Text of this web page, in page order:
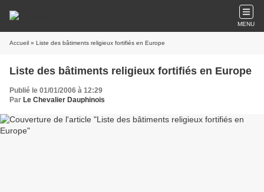
MENU
Accueil » Liste des bâtiments religieux fortifiés en Europe
Liste des bâtiments religieux fortifiés en Europe
Publié le 01/01/2006 à 12:29
Par Le Chevalier Dauphinois